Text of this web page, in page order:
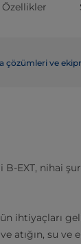
Özellikler
çözümleri ve
EXT, nihai
ihtiyaçları
atığın, su